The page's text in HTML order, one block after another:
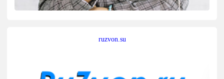
ruzvon.su